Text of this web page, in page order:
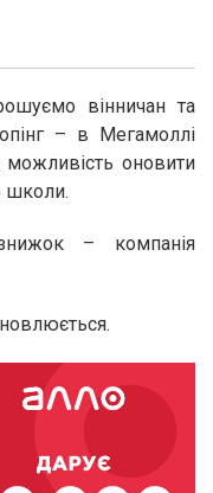
вінничан та
– в Мегамоллі
оновити
школи.
– компанія